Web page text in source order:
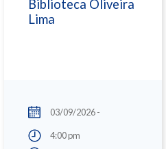
Biblioteca Oliveira
Lima
03/09/2026 -
4:00 pm